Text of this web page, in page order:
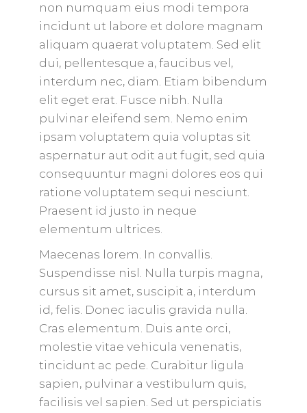
non numquam eius modi tempora
incidunt ut labore et dolore magnam
aliquam quaerat voluptatem. Sed elit
dui, pellentesque a, faucibus vel,
interdum nec, diam. Etiam bibendum
elit eget erat. Fusce nibh. Nulla
pulvinar eleifend sem. Nemo enim
ipsam voluptatem quia voluptas sit
aspernatur aut odit aut fugit, sed quia
consequuntur magni dolores eos qui
ratione voluptatem sequi nesciunt.
Praesent id justo in neque
elementum ultrices.
Maecenas lorem. In convallis.
Suspendisse nisl. Nulla turpis magna,
cursus sit amet, suscipit a, interdum
id, felis. Donec iaculis gravida nulla.
Cras elementum. Duis ante orci,
molestie vitae vehicula venenatis,
tincidunt ac pede. Curabitur ligula
sapien, pulvinar a vestibulum quis,
facilisis vel sapien. Sed ut perspiciatis